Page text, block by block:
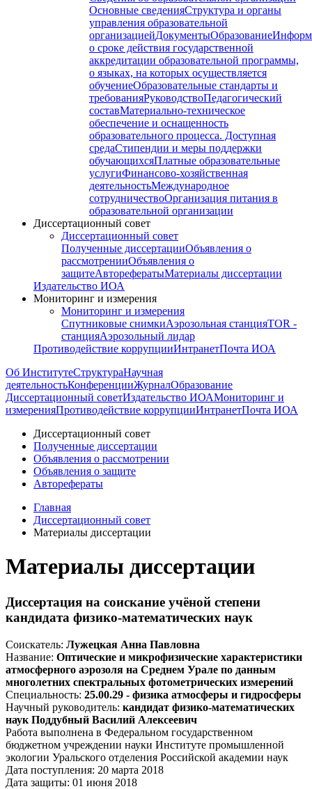
Основные сведенияСтруктура и органы
управления образовательной
организациейДокументыОбразование
о сроке действия государственной
аккредитации образовательной программы,
о языках, на которых осуществляется
обучениеОбразовательные стандарты и
требованияРуководствоПедагогический
составМатериально-техническое
обеспечение и оснащенность
образовательного процесса. Доступная
средаСтипендии и меры поддержки
обучающихсяПлатные образовательные
услугиФинансово-хозяйственная
деятельностьМеждународное
сотрудничествоОрганизация питания в
образовательной организации
Диссертационный совет
Диссертационный совет
Полученные диссертацииОбъявления о
рассмотренииОбъявления о
защитеАвторефератыМатериалы диссертации
Издательство ИОА
Мониторинг и измерения
Мониторинг и измерения
Спутниковые снимкиАэрозольная станцияTOR -
станцияАэрозольный лидар
Противодействие коррупцииИнтранетПочта ИОА
Об ИнститутеСтруктураНаучная
деятельностьКонференцииЖурналОбразование
Диссертационный советИздательство ИОАМониторинг и
измеренияПротиводействие коррупцииИнтранетПочта ИОА
Диссертационный совет
Полученные диссертации
Объявления о рассмотрении
Объявления о защите
Авторефераты
Главная
Диссертационный совет
Материалы диссертации
Материалы диссертации
Диссертация на соискание учёной степени
кандидата физико-математических наук
Соискатель: Лужецкая Анна Павловна
Название: Оптические и микрофизические характеристики
атмосферного аэрозоля на Среднем Урале по данным
многолетних спектральных фотометрических измерений
Специальность: 25.00.29 - физика атмосферы и гидросферы
Научный руководитель: кандидат физико-математических
наук Поддубный Василий Алексеевич
Работа выполнена в Федеральном государственном
бюджетном учреждении науки Институте промышленной
экологии Уральского отделения Российской академии наук
Дата поступления: 20 марта 2018
Дата защиты: 01 июня 2018